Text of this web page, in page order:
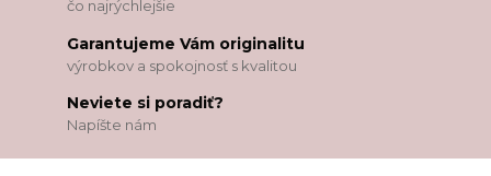
čo najrýchlejšie
Garantujeme Vám originalitu
výrobkov a spokojnosť s kvalitou
Neviete si poradiť?
Napíšte nám